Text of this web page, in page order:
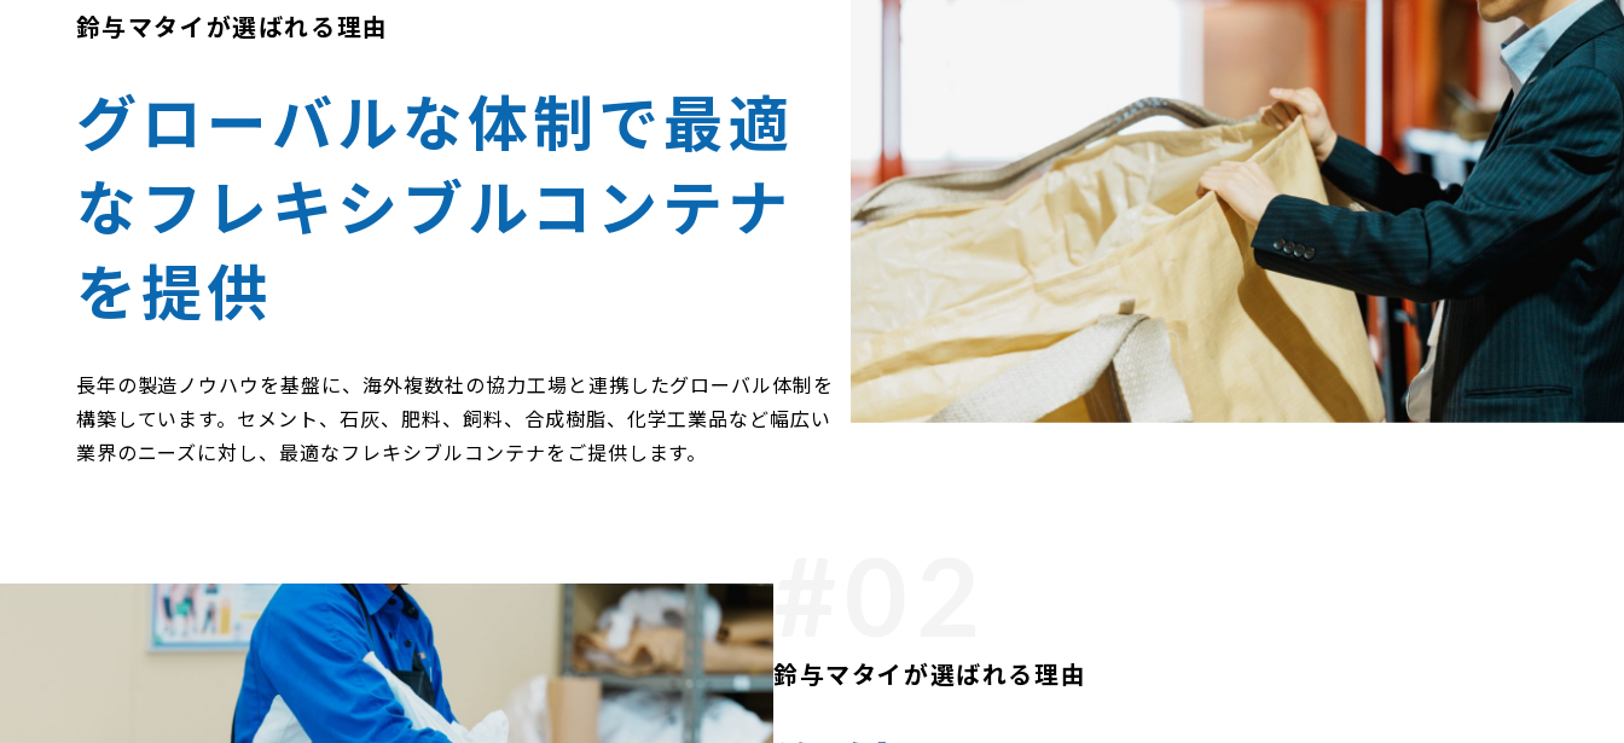
鈴与マタイが選ばれる理由
グローバルな体制で最適
なフレキシブルコンテナ
を提供
長年の製造ノウハウを基盤に、海外複数社の協力工場と連携したグローバル体制を
構築しています。セメント、石灰、肥料、飼料、合成樹脂、化学工業品など幅広い
業界のニーズに対し、最適なフレキシブルコンテナをご提供します。
鈴与マタイが選ばれる理由